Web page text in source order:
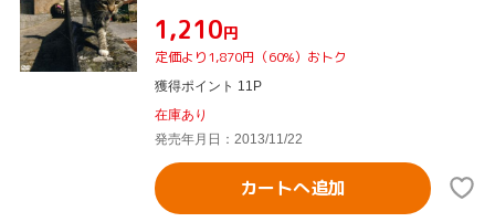
¥1,210円
定価より1,870円（60%）おトク
獲得ポイント 11P
在庫あり
発売年月日：2013/11/22
カートへ追加